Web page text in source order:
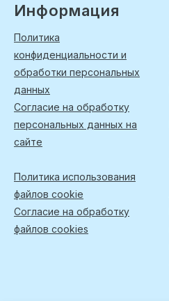
Информация
Политика
конфиденциальности и
обработки персональных
данных
Согласие на обработку
персональных данных на
сайте
Политика использования
файлов cookie
Согласие на обработку
файлов cookies